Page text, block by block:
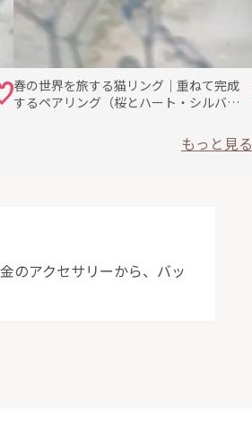
春の世界を旅する猫リング｜重ねて完成
するペアリング（桜とハート・シルバー
もっと見る
のアクセサリーから、バッ